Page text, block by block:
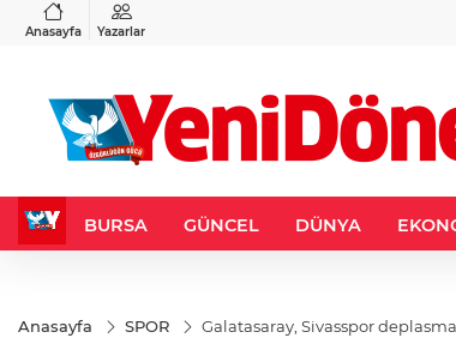
Anasayfa Yazarlar
%-0,22
BURSA GÜNCEL DÜNYA
Anasayfa SPOR Galatasaray, Sivasspor